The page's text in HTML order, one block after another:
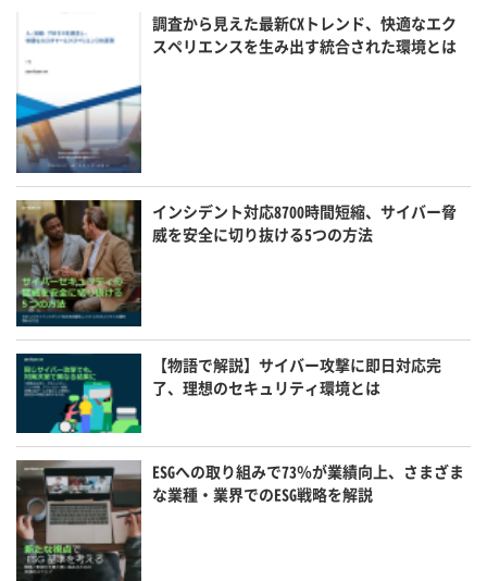
調査から見えた最新CXトレンド、快適なエク
スペリエンスを生み出す統合された環境とは
インシデント対応8700時間短縮、サイバー脅
威を安全に切り抜ける5つの方法
【物語で解説】サイバー攻撃に即日対応完
了、理想のセキュリティ環境とは
ESGへの取り組みで73％が業績向上、さまざま
な業種・業界でのESG戦略を解説